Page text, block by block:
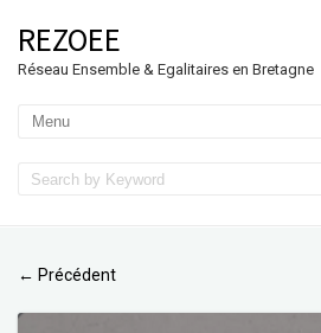
REZOEE
Réseau Ensemble & Egalitaires en Bretagne
← Précédent